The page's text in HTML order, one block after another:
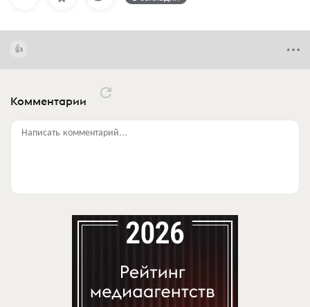
Комментарии
Написать комментарий...